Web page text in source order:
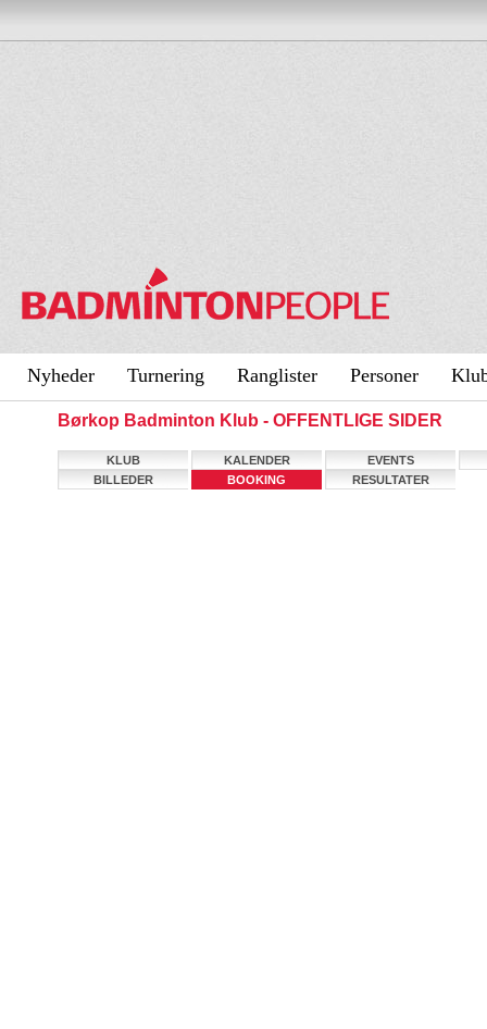
Nyheder Turnering Ranglister Personer
Børkop Badminton Klub - OFFENTLIGE SIDER
KLUB KALENDER
EVENTS
BILLEDER
BOOKING RESULTATER